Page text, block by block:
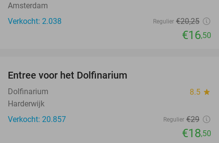
Amsterdam
Verkocht: 2.038
Regulier €20,25
€16,50
Entree voor het Dolfinarium
Dolfinarium 8.5 star
Harderwijk
Verkocht: 20.857
Regulier €29
€18,50